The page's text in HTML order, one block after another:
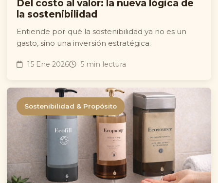
Del costo al valor: la nueva lógica de
la sostenibilidad
Entiende por qué la sostenibilidad ya no es un
gasto, sino una inversión estratégica.
15 Ene 2026 5 min lectura
Sostenibilidad & Propósito